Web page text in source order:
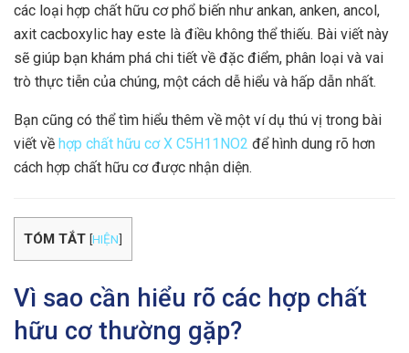
các loại hợp chất hữu cơ phổ biến như ankan, anken, ancol,
axit cacboxylic hay este là điều không thể thiếu. Bài viết này
sẽ giúp bạn khám phá chi tiết về đặc điểm, phân loại và vai
trò thực tiễn của chúng, một cách dễ hiểu và hấp dẫn nhất.
Bạn cũng có thể tìm hiểu thêm về một ví dụ thú vị trong bài
viết về hợp chất hữu cơ X C5H11NO2 để hình dung rõ hơn
cách hợp chất hữu cơ được nhận diện.
TÓM TẮT [HIỆN]
Vì sao cần hiểu rõ các hợp chất
hữu cơ thường gặp?